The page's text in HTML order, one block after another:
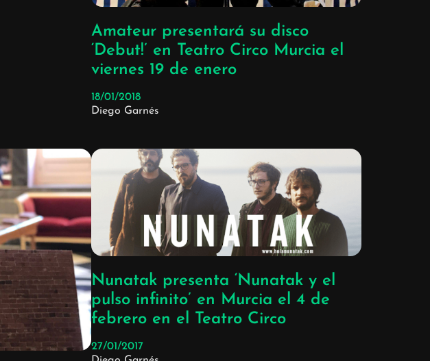
Amateur presentará su disco
‘Debut!’ en Teatro Circo Murcia el
viernes 19 de enero
18/01/2018
Diego Garnés
Nunatak presenta ‘Nunatak y el
pulso infinito’ en Murcia el 4 de
febrero en el Teatro Circo
27/01/2017